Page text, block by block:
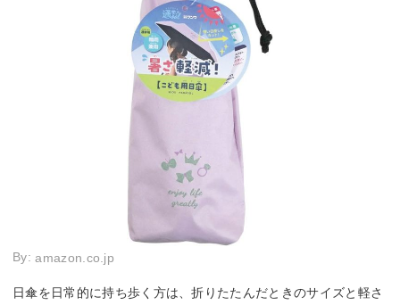
By:amazon.co.jp
日傘を日常的に持ち歩く方は、折りたたんだときのサイズと軽さ